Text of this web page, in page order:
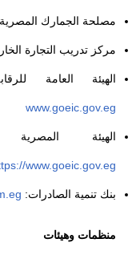
مصلحة الجمارك
مركز تدريب التجارة
الهيئة العامة
www.goeic.gov.eg
الهيئة
www.goeic.gov.eg
بنك تنمية الصادرات:
منظمات وهيئات